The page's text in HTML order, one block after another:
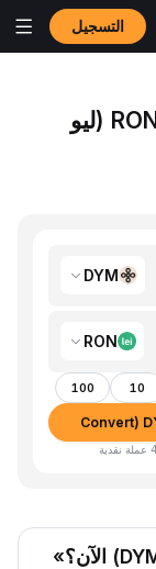
التسجيل
حوِّل 1 DYM (Dymension) إلى RON (ليو
DYM
RON
10
100